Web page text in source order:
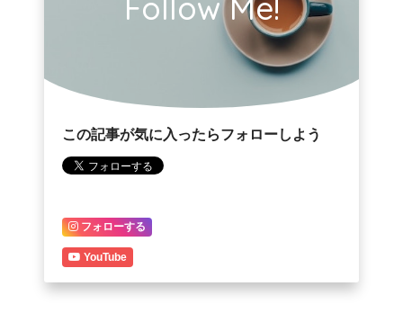
Follow Me!
この記事が気に入ったらフォローしよう
フォローする
YouTube